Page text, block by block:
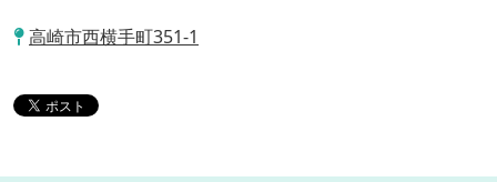
高崎市西横手町351-1